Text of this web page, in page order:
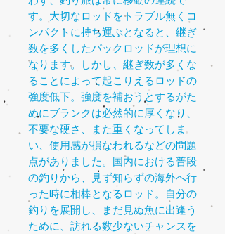
す。大切なロッドをトラブル無くコ
ンパクトに持ち運ぶとなると、継ぎ
数を多くしたパックロッドが理想に
なります。しかし、継ぎ数が多くな
ることによって起こりえるロッドの
強度低下。強度を補おうとするがた
めにブランクは必然的に厚くなり、
不要な硬さ、また重くなってしま
い、使用感が損なわれるなどの問題
点がありました。国内における普段
の釣りから、見ず知らずの海外へ行
った時に相棒となるロッド。自分の
釣りを展開し、まだ見ぬ魚に出逢う
ために、訪れる数少ないチャンスを